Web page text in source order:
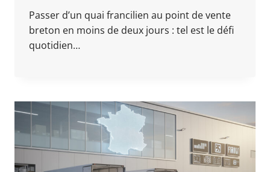
Passer d’un quai francilien au point de vente
breton en moins de deux jours : tel est le défi
quotidien…